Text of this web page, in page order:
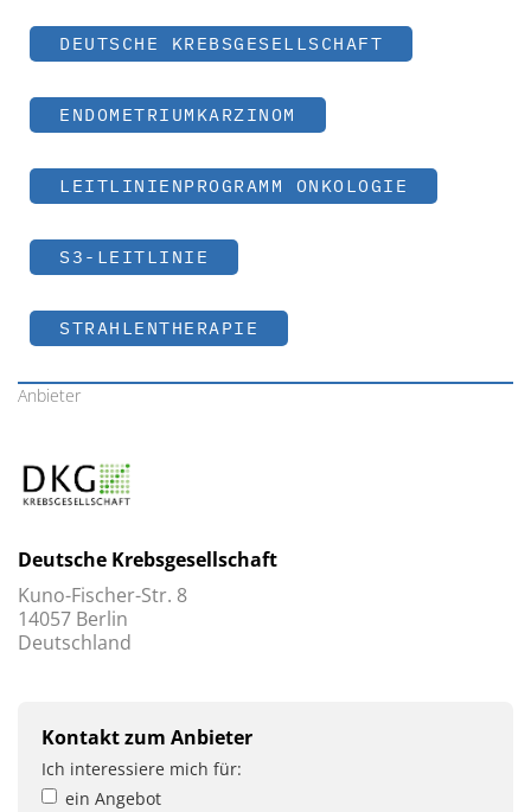
DEUTSCHE KREBSGESELLSCHAFT
ENDOMETRIUMKARZINOM
LEITLINIENPROGRAMM ONKOLOGIE
S3-LEITLINIE
STRAHLENTHERAPIE
Anbieter
Deutsche Krebsgesellschaft
Kuno-Fischer-Str. 8
14057 Berlin
Deutschland
Kontakt zum Anbieter
Ich interessiere mich für:
ein Angebot